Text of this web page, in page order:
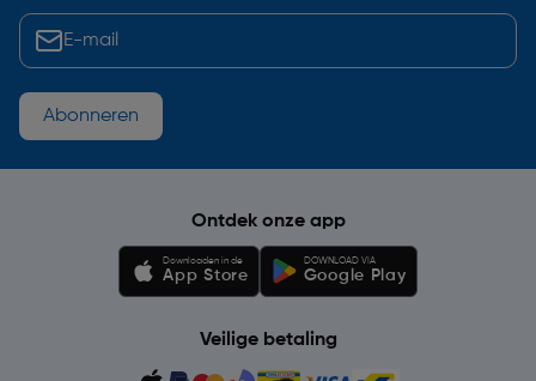
Abonneren
Ontdek onze app
Downloaden in de
App Store
DOWNLOAD VIA
Google Play
Veilige betaling